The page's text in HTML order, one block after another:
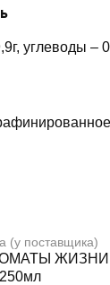
углеводы –
(у поставщика)
ЖИЗНИ